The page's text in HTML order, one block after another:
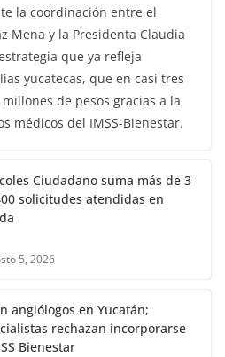
la coordinación entre el
Mena y la Presidenta Claudia
que ya refleja
yucatecas, que en casi tres
de pesos gracias a la
médicos del IMSS-Bienestar.
Ciudadano suma más de 3
solicitudes atendidas en
5, 2026
angiólogos en Yucatán;
rechazan incorporarse
Bienestar